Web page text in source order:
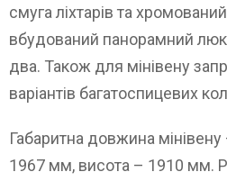
смуга ліхтарів та
вбудований панорамний
два. Також для мінівену
варіантів багатоспицевих
Габаритна довжина
1967 мм, висота – 1910 мм.